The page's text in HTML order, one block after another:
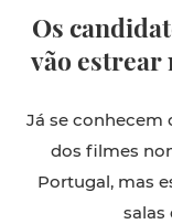
Os
vão estrear
Já se conhecem
dos filmes
Portugal, mas
salas